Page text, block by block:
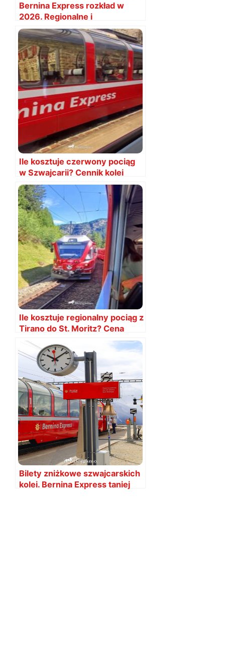
Bernina Express rozkład w
2026. Regionalne i
panoramiczne
Ile kosztuje czerwony pociąg
w Szwajcarii? Cennik kolei
Retyckich
Ile kosztuje regionalny pociąg z
Tirano do St. Moritz? Cena
biletów
Bilety zniżkowe szwajcarskich
kolei. Bernina Express taniej